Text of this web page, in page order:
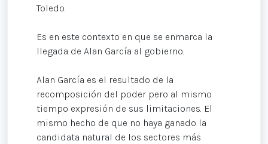
Toledo.
Es en este contexto en que se enmarca la
llegada de Alan García al gobierno.
Alan García es el resultado de la
recomposición del poder pero al mismo
tiempo expresión de sus limitaciones. El
mismo hecho de que no haya ganado la
candidata natural de los sectores más